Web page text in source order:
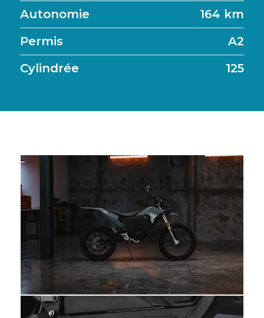
Autonomie
164 km
Permis
A2
Cylindrée
125